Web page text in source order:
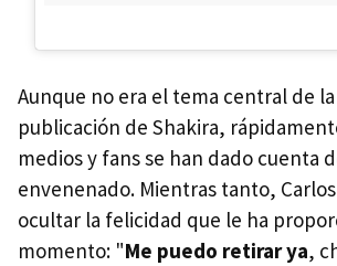
Aunque no era el tema central de
publicación de Shakira,
medios y fans se han dado cuenta
envenenado. Mientras tanto,
ocultar la felicidad que le ha
momento: "Me puedo retirar ya,